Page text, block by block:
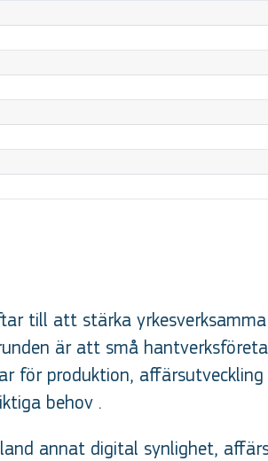
till att stärka
är att små
för produktion,
behov .
annat digital synlighet,